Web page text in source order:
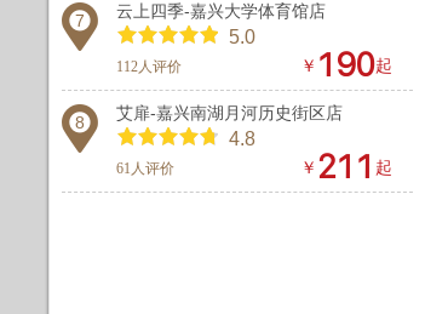
7 云上四季-嘉兴大学体育馆店
5.0
112人评价 ￥  起
8 艾扉-嘉兴南湖月河历史街区店
4.8
61人评价 ￥   起